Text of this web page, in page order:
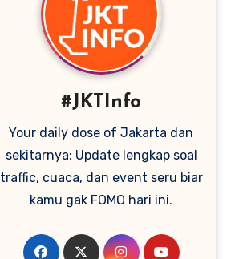
#JKTInfo
Your daily dose of Jakarta dan
sekitarnya: Update lengkap soal
traffic, cuaca, dan event seru biar
kamu gak FOMO hari ini.